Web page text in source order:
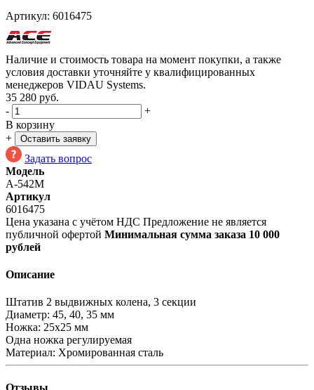
Артикул: 6016475
Наличие и стоимость товара на момент покупки, а также
условия доставки уточняйте у квалифицированных
менеджеров VIDAU Systems.
35 280 руб.
-
+
В корзину
+
Оставить заявку
Задать вопрос
Модель
A-542M
Артикул
6016475
Цена указана с учётом НДС Предложение не является
публичной офертой Минимальная сумма заказа 10 000
рублей
Описание
Штатив 2 выдвижных колена, 3 секции
Диаметр: 45, 40, 35 мм
Ножка: 25х25 мм
Одна ножка регулируемая
Материал: Хромированная сталь
Отзывы